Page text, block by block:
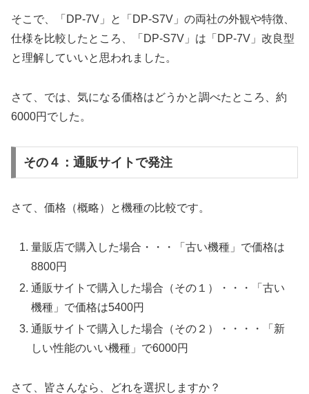
そこで、「DP-7V」と「DP-S7V」の両社の外観や特徴、
仕様を比較したところ、「DP-S7V」は「DP-7V」改良型
と理解していいと思われました。
さて、では、気になる価格はどうかと調べたところ、約
6000円でした。
その４：通販サイトで発注
さて、価格（概略）と機種の比較です。
量販店で購入した場合・・・「古い機種」で価格は
8800円
通販サイトで購入した場合（その１）・・・「古い
機種」で価格は5400円
通販サイトで購入した場合（その２）・・・・「新
しい性能のいい機種」で6000円
さて、皆さんなら、どれを選択しますか？